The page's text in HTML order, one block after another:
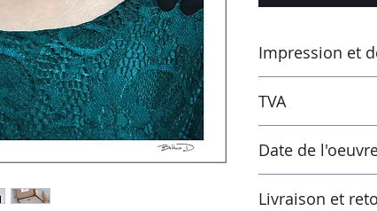
Impression et
Montluçon
Laboratoire
Prêt à expédier
TVA
de la réception de
européenne, les
pays actuel
Date de
Livraison et